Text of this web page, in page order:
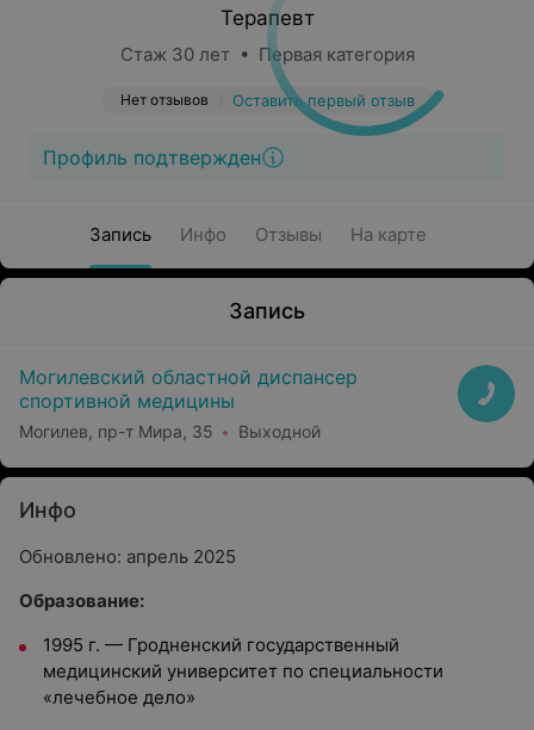
Терапевт
Стаж 30 лет • Первая категория
Нет отзывов Оставить первый отзыв
Профиль подтвержден
Запись Инфо Отзывы На карте
Запись
Могилевский областной диспансер
спортивной медицины
Могилев, пр-т Мира, 35 Выходной
Инфо
Обновлено: апрель 2025
Образование:
1995 г. — Гродненский государственный
медицинский университет по специальности
«лечебное дело»